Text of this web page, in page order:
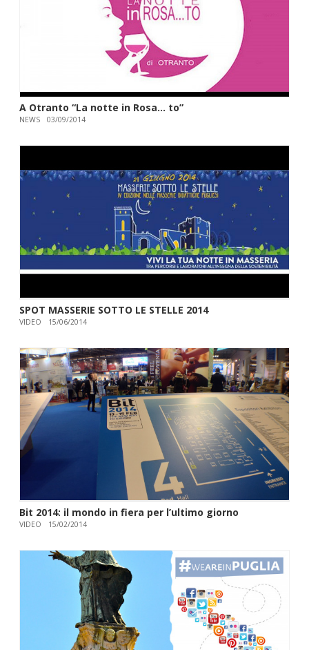
A Otranto “La notte in Rosa… to”
NEWS 03/09/2014
SPOT MASSERIE SOTTO LE STELLE 2014
VIDEO 15/06/2014
Bit 2014: il mondo in fiera per l’ultimo giorno
VIDEO 15/02/2014